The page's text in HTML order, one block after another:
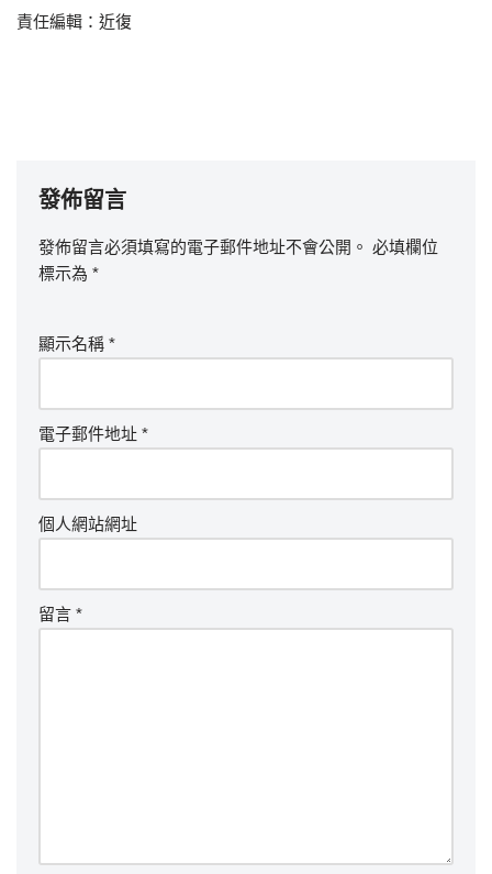
責任編輯：近復
發佈留言
發佈留言必須填寫的電子郵件地址不會公開。 必填欄位
標示為 *
顯示名稱 *
電子郵件地址 *
個人網站網址
留言 *